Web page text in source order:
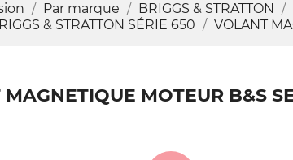
Par marque BRIGGS & STRATTON
& STRATTON SÉRIE 650 VOLANT
MOTEUR B&S